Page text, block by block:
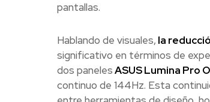
pantallas.
Hablando de visuales, la
significativo en términos de
dos panelesASUS Lumina Pro
continuo de 144Hz. Esta